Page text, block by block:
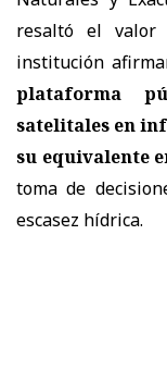
resaltó el valor
institución
plataforma
satelitales en
su equivalente
toma de
escasez hídrica.